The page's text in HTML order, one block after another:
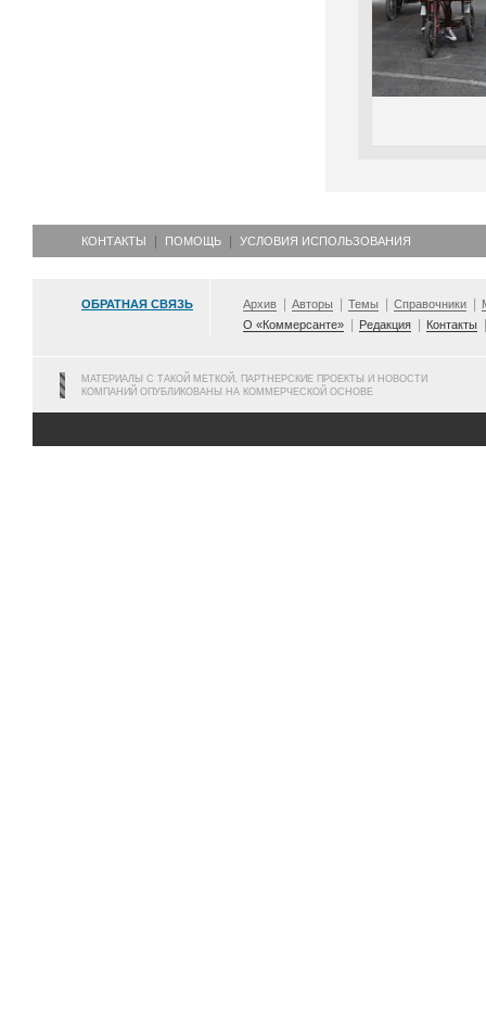
КОНТАКТЫ ПОМОЩЬ УСЛОВИЯ ИСПОЛЬЗОВАНИЯ
ОБРАТНАЯ СВЯЗЬ Архив Авторы Темы Справочники
О «Коммерсанте»
Редакция Контакты
МАТЕРИАЛЫ С ТАКОЙ МЕТКОЙ, ПАРТНЕРСКИЕ ПРОЕКТЫ И НОВОСТИ
КОМПАНИЙ ОПУБЛИКОВАНЫ НА КОММЕРЧЕСКОЙ ОСНОВЕ